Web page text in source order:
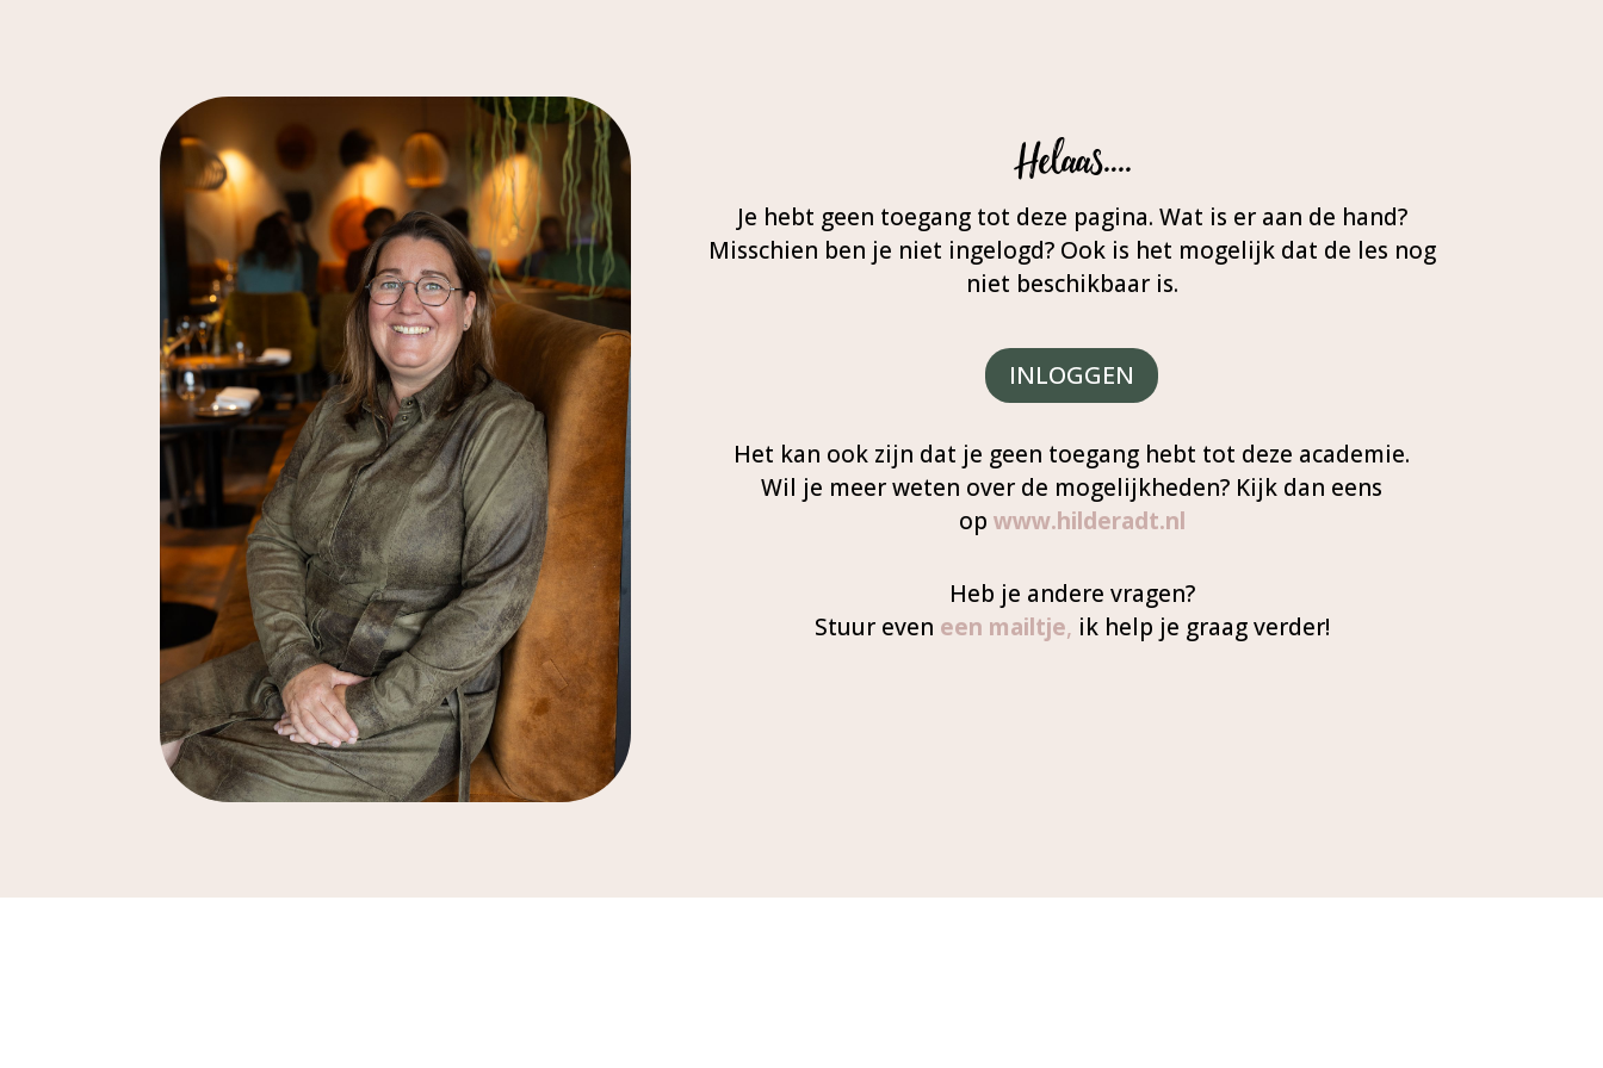
Helaas….
Je hebt geen toegang tot deze pagina. Wat is er aan de hand?
Misschien ben je niet ingelogd? Ook is het mogelijk dat de les nog
niet beschikbaar is.
INLOGGEN
Het kan ook zijn dat je geen toegang hebt tot deze academie.
Wil je meer weten over de mogelijkheden? Kijk dan eens
op www.hilderadt.nl
Heb je andere vragen?
Stuur even een mailtje, ik help je graag verder!